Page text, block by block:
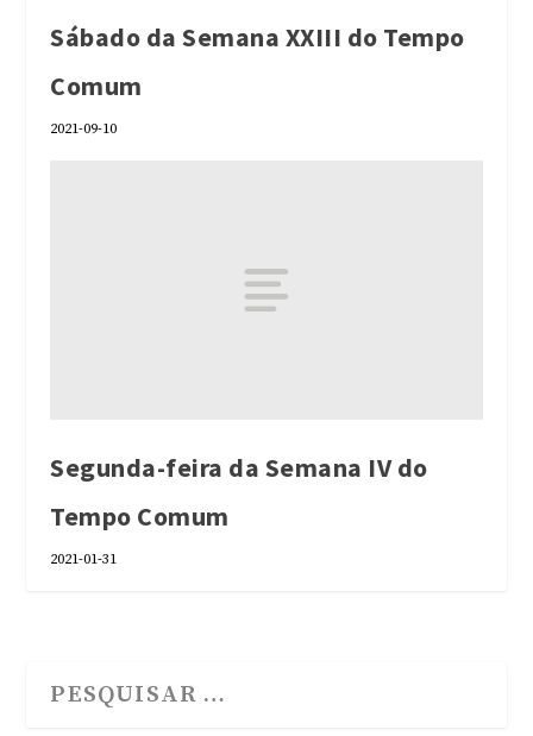
Sábado da Semana XXIII do Tempo
Comum
2021-09-10
Segunda-feira da Semana IV do
Tempo Comum
2021-01-31